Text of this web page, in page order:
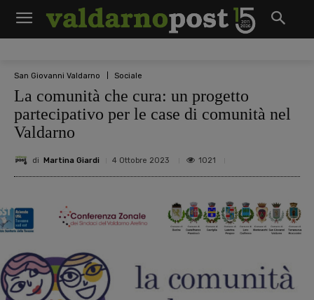
San Giovanni Valdarno Sociale
La comunità che cura: un progetto
partecipativo per le case di comunità nel
Valdarno
di Martina Giardi 4 Ottobre 2023 1021